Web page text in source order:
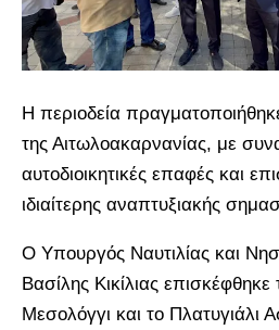
Η περιοδεία
της Αιτωλοακαρνανίας, με
αυτοδιοικητικές επαφές και
ιδιαίτερης αναπτυξιακής
Ο Υπουργός Ναυτιλίας και
Βασίλης Κικίλιας
Μεσολόγγι και το Πλατυγιάλι